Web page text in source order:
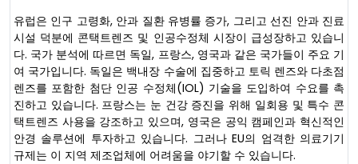
유럽은 인구 고령화, 안과 질환 유병률 증가, 그리고 선진 안과 진료
시설 덕분에 콘택트렌즈 및 인공수정체 시장이 급성장하고 있습니
다. 국가 분석에 따르면 독일, 프랑스, ​​영국과 같은 국가들이 주요 기
여 국가입니다. 독일은 백내장 수술에 집중하고 토릭 렌즈와 다초점
렌즈를 포함한 첨단 인공 수정체(IOL) 기술을 도입하여 수요를 촉
진하고 있습니다. 프랑스는 눈 건강 증진을 위해 일회용 및 특수 콘
택트렌즈 사용을 강조하고 있으며, 영국은 공익 캠페인과 혁신적인
안경 솔루션에 투자하고 있습니다. 그러나 EU의 엄격한 의료기기
규제는 이 지역 제조업체에 어려움을 야기할 수 있습니다.